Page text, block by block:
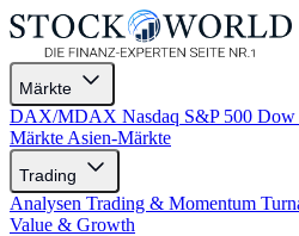
Märkte
DAX/MDAX Nasdaq S&P 500 Dow
Märkte Asien-Märkte
Trading
Analysen Trading & Momentum
Value & Growth